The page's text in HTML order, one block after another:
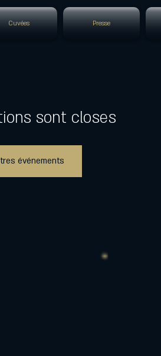
Cuvées Presse
sont closes
événements